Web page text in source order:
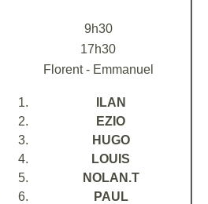
9h30
17h30
Florent - Emmanuel
ILAN
EZIO
HUGO
LOUIS
NOLAN.T
PAUL